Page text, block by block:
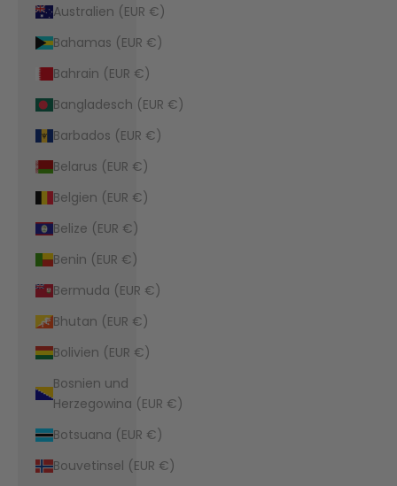
Australien (EUR €)
Bahamas (EUR €)
Bahrain (EUR €)
Bangladesch (EUR €)
Barbados (EUR €)
Belarus (EUR €)
Belgien (EUR €)
Belize (EUR €)
Benin (EUR €)
Bermuda (EUR €)
Bhutan (EUR €)
Bolivien (EUR €)
Bosnien und
Herzegowina (EUR €)
Botsuana (EUR €)
Bouvetinsel (EUR €)